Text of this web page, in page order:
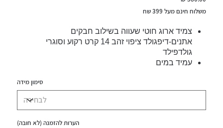
משלוח חינם מעל 399 שח
צמיד ארוג חוטי שעווה בשילוב חבקים
אתנים-דיפגולד ציפוי זהב 14 קרט רקוע וסוגרי
גולדפילד
עמיד במים
סימון מידה
הערות להזמנה (לא חובה)